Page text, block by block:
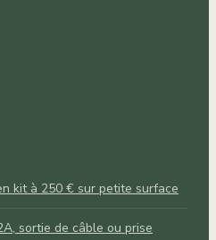
kit à 250 € sur petite surface
sortie de câble ou prise